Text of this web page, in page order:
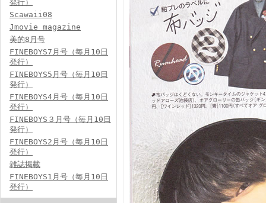
2017年分バックナンバー
2016年分バックナンバー
2014年分バックナンバー
発行）
Scawaii08
Jmovie magazine
美的8月号
FINEBOYS7月号（毎月10日
発行）
FINEBOYS5月号（毎月10日
発行）
FINEBOYS4月号（毎月10日
発行）
FINEBOYS３月号（毎月10日
発行）
FINEBOYS2月号（毎月10日
発行）
雑誌掲載
FINEBOYS1月号（毎月10日
発行）